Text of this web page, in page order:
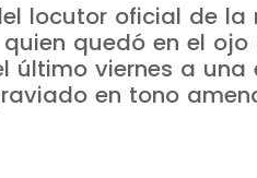
locutor oficial de la
quien quedó en el
último viernes a
en tono